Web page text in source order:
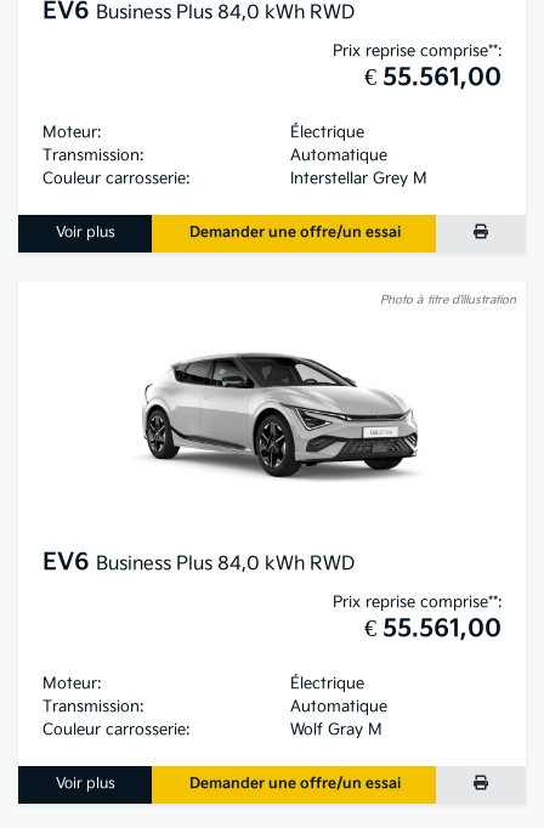
EV6 Business Plus 84,0 kWh RWD
Prix reprise comprise**:
€ 55.561,00
Moteur:
Électrique
Transmission:
Automatique
Couleur carrosserie:
Interstellar Grey M
Voir plus Demander une offre/un essai
Photo à titre d’illustration
EV6 Business Plus 84,0 kWh RWD
Prix reprise comprise**:
€ 55.561,00
Moteur:
Électrique
Transmission:
Automatique
Couleur carrosserie:
Wolf Gray M
Voir plus Demander une offre/un essai